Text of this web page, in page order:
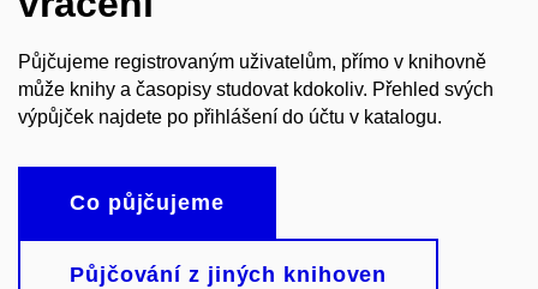
Půjčujeme registrovaným uživatelům, přímo v knihovně
může knihy a časopisy studovat kdokoliv. Přehled svých
výpůjček najdete po přihlášení do účtu v katalogu.
Co půjčujeme
Půjčování z jiných knihoven